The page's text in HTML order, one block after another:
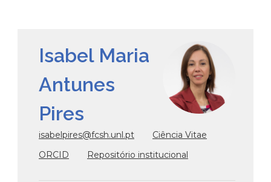
Isabel Maria
Antunes
Pires
isabelpires@fcsh.unl.pt
Ciência Vitae
ORCID
Repositório institucional